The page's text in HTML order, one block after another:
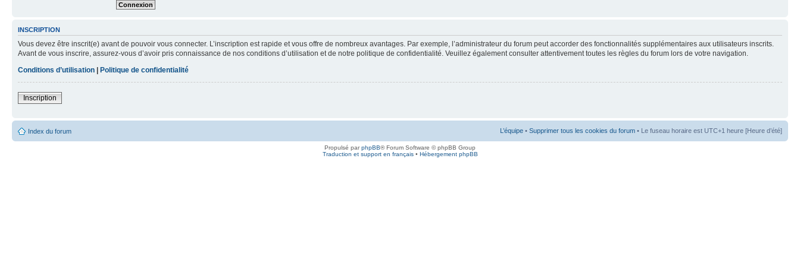
INSCRIPTION
Vous devez être inscrit(e) avant de pouvoir vous connecter. L’inscription est rapide et vous offre de nombreux avantages. Par exemple, l’administrateur du forum peut accorder des fonctionnalités supplémentaires aux utilisateurs inscrits.
Avant de vous inscrire, assurez-vous d’avoir pris connaissance de nos conditions d’utilisation et de notre politique de confidentialité. Veuillez également consulter attentivement toutes les règles du forum lors de votre navigation.
Conditions d’utilisation | Politique de confidentialité
Inscription
Index du forum L’équipe • Supprimer tous les cookies du forum • Le fuseau horaire est UTC+1 heure [Heure d’été]
Propulsé parphpBB® Forum Software © phpBB Group
Traduction et support en français• Hébergement phpBB